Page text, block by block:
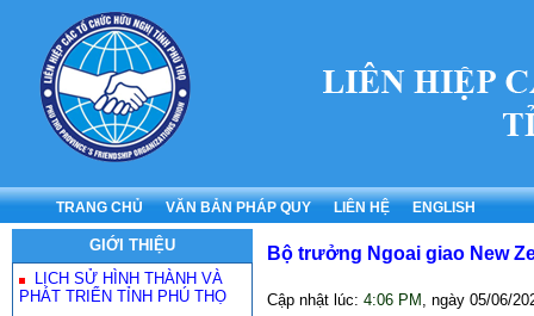
TRANG CHỦ VĂN BẢN PHÁP QUY LIÊN HỆ ENGLISH
GIỚI THIỆU
LỊCH SỬ HÌNH THÀNH VÀ
PHÁT TRIỂN TỈNH PHÚ THỌ
Bộ trưởng Ngoai giao New
Cập nhật lúc: 4:06 PM , ngày 05/06/